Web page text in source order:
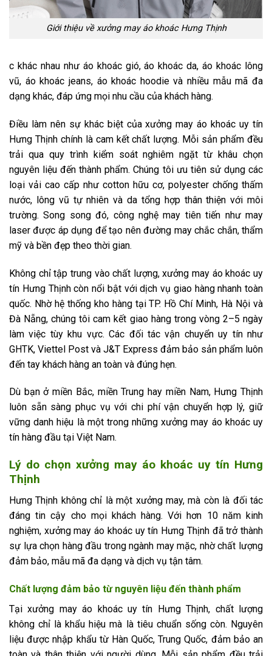
Giới thiệu về xưởng may áo khoác Hưng Thịnh
c khác nhau như áo khoác gió, áo khoác da, áo khoác lông
vũ, áo khoác jeans, áo khoác hoodie và nhiều mẫu mã đa
dạng khác, đáp ứng mọi nhu cầu của khách hàng.
Điều làm nên sự khác biệt của xưởng may áo khoác uy tín
Hưng Thịnh chính là cam kết chất lượng. Mỗi sản phẩm đều
trải qua quy trình kiểm soát nghiêm ngặt từ khâu chọn
nguyên liệu đến thành phẩm. Chúng tôi ưu tiên sử dụng các
loại vải cao cấp như cotton hữu cơ, polyester chống thấm
nước, lông vũ tự nhiên và da tổng hợp thân thiện với môi
trường. Song song đó, công nghệ may tiên tiến như may
laser được áp dụng để tạo nên đường may chắc chắn, thẩm
mỹ và bền đẹp theo thời gian.
Không chỉ tập trung vào chất lượng, xưởng may áo khoác uy
tín Hưng Thịnh còn nổi bật với dịch vụ giao hàng nhanh toàn
quốc. Nhờ hệ thống kho hàng tại TP. Hồ Chí Minh, Hà Nội và
Đà Nẵng, chúng tôi cam kết giao hàng trong vòng 2–5 ngày
làm việc tùy khu vực. Các đối tác vận chuyển uy tín như
GHTK, Viettel Post và J&T Express đảm bảo sản phẩm luôn
đến tay khách hàng an toàn và đúng hẹn.
Dù bạn ở miền Bắc, miền Trung hay miền Nam, Hưng Thịnh
luôn sẵn sàng phục vụ với chi phí vận chuyển hợp lý, giữ
vững danh hiệu là một trong những xưởng may áo khoác uy
tín hàng đầu tại Việt Nam.
Lý do chọn xưởng may áo khoác uy tín Hưng
Thịnh
Hưng Thịnh không chỉ là một xưởng may, mà còn là đối tác
đáng tin cậy cho mọi khách hàng. Với hơn 10 năm kinh
nghiệm, xưởng may áo khoác uy tín Hưng Thịnh đã trở thành
sự lựa chọn hàng đầu trong ngành may mặc, nhờ chất lượng
đảm bảo, mẫu mã đa dạng và dịch vụ tận tâm.
Chất lượng đảm bảo từ nguyên liệu đến thành phẩm
Tại xưởng may áo khoác uy tín Hưng Thịnh, chất lượng
không chỉ là khẩu hiệu mà là tiêu chuẩn sống còn. Nguyên
liệu được nhập khẩu từ Hàn Quốc, Trung Quốc, đảm bảo an